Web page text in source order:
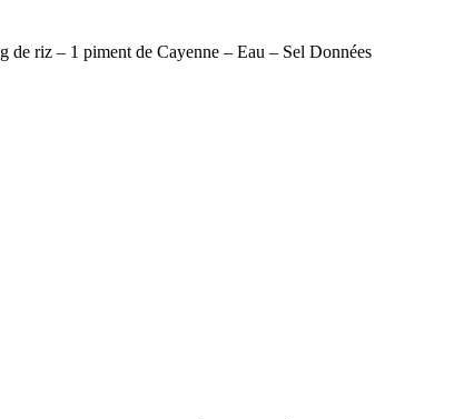
de riz – 1 piment de Cayenne – Eau – Sel Données